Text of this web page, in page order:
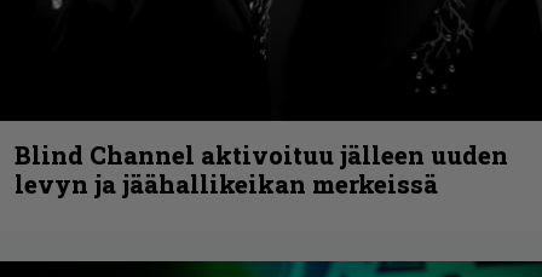
Blind Channel aktivoituu jälleen uuden
levyn ja jäähallikeikan merkeissä